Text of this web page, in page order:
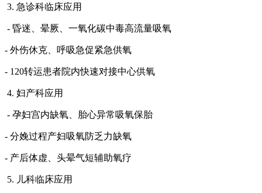
3. 急诊科临床应用
- 昏迷、晕厥、一氧化碳中毒高流量吸氧
- 外伤休克、呼吸急促紧急供氧
- 120转运患者院内快速对接中心供氧
4. 妇产科应用
- 孕妇宫内缺氧、胎心异常吸氧保胎
- 分娩过程产妇吸氧防乏力缺氧
- 产后体虚、头晕气短辅助氧疗
5. 儿科临床应用